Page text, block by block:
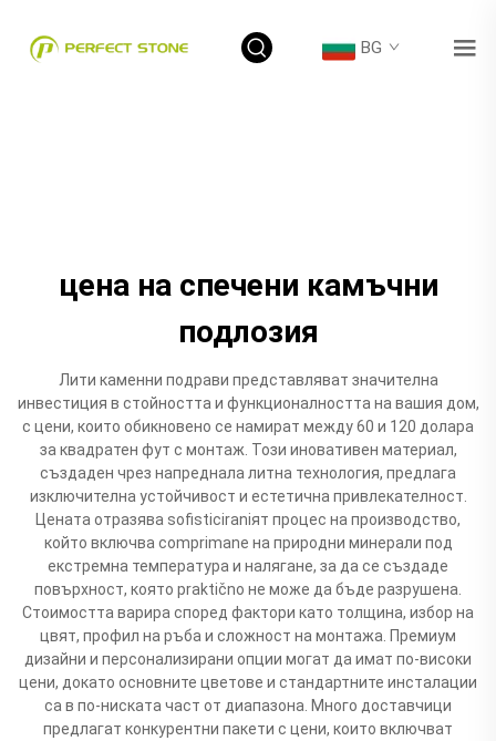
BG
цена на спечени камъчни
подлозия
Лити каменни подрави представляват значителна
инвестиция в стойността и функционалността на вашия дом,
с цени, които обикновено се намират между 60 и 120 долара
за квадратен фут с монтаж. Този иновативен материал,
създаден чрез напреднала литна технология, предлага
изключителна устойчивост и естетична привлекателност.
Цената отразява sofisticiraniят процес на производство,
който включва comprimane на природни минерали под
екстремна температура и налягане, за да се създаде
повърхност, която praktično не може да бъде разрушена.
Стоимостта варира според фактори като толщина, избор на
цвят, профил на ръба и сложност на монтажа. Премиум
дизайни и персонализирани опции могат да имат по-високи
цени, докато основните цветове и стандартните инсталации
са в по-ниската част от диапазона. Много доставчици
предлагат конкурентни пакети с цени, които включват